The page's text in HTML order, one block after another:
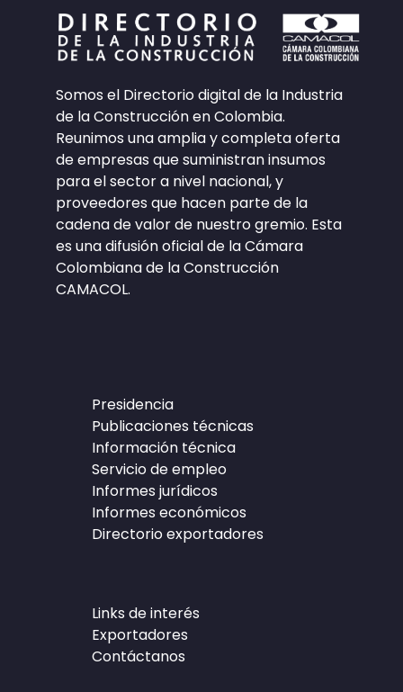
Somos el Directorio digital de la Industria
de la Construcción en Colombia.
Reunimos una amplia y completa oferta
de empresas que suministran insumos
para el sector a nivel nacional, y
proveedores que hacen parte de la
cadena de valor de nuestro gremio. Esta
es una difusión oficial de la Cámara
Colombiana de la Construcción
CAMACOL.
Presidencia
Publicaciones técnicas
Información técnica
Servicio de empleo
Informes jurídicos
Informes económicos
Directorio exportadores
Links de interés
Exportadores
Contáctanos